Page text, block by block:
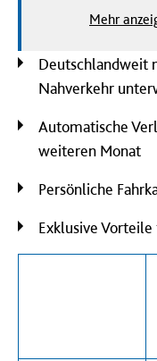
Mehr
Deutschlandweit
Nahverkehr
Automatische
weiteren Monat
Persönliche
Exklusive